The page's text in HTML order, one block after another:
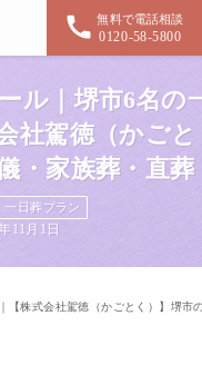
無料で電話相談
0120-58-5800
ル｜堺市6名の
会社駕徳（かご
・家族葬・直葬
一日葬プラン
11月1日
【株式会社駕徳（かごとく）】堺市